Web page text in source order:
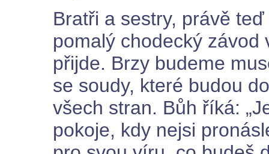
Bratři a sestry, právě
pomalý chodecký
přijde. Brzy budeme
se soudy, které budou
všech stran. Bůh říká:
pokoje, kdy nejsi